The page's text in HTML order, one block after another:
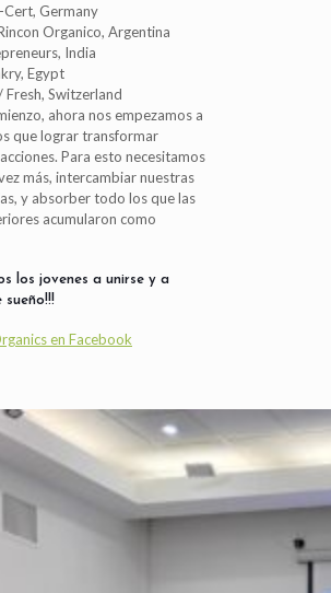
Cert, Germany
Organico, Argentina
India
Egypt
Fresh, Switzerland
ahora nos empezamos a
que lograr transformar
Para esto necesitamos
más, intercambiar nuestras
y absorber todo los que las
acumularon como
los jovenes a unirse y a
en Facebook